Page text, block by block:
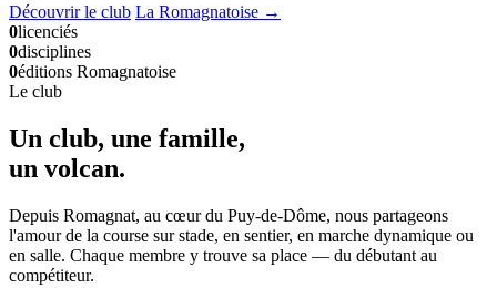
Découvrir le club La Romagnatoise →
0licenciés
0disciplines
0éditions Romagnatoise
Le club
Un club, une famille,
un volcan.
Depuis Romagnat, au cœur du Puy-de-Dôme, nous partageons
l'amour de la course sur stade, en sentier, en marche dynamique ou
en salle. Chaque membre y trouve sa place — du débutant au
compétiteur.